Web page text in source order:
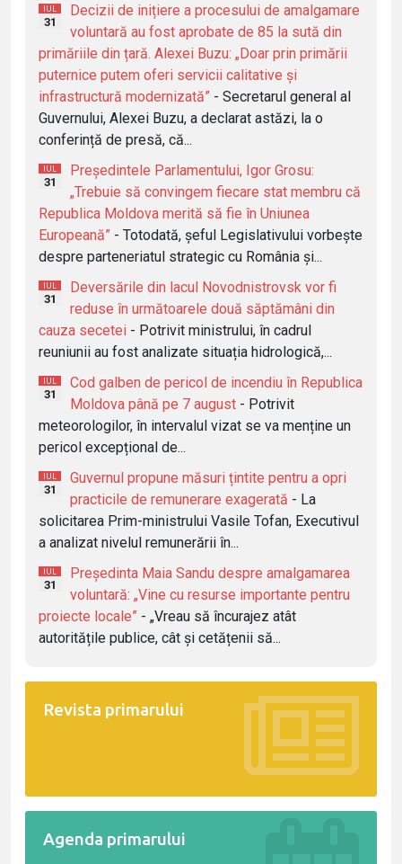
IUL
31
Decizii de inițiere a procesului de amalgamare
voluntară au fost aprobate de 85 la sută din
primăriile din țară. Alexei Buzu: „Doar prin primării
puternice putem oferi servicii calitative și
infrastructură modernizată” - Secretarul general al
Guvernului, Alexei Buzu, a declarat astăzi, la o
conferință de presă, că...
IUL
31
Președintele Parlamentului, Igor Grosu:
„Trebuie să convingem fiecare stat membru că
Republica Moldova merită să fie în Uniunea
Europeană” - Totodată, șeful Legislativului vorbește
despre parteneriatul strategic cu România și...
IUL
31
Deversările din lacul Novodnistrovsk vor fi
reduse în următoarele două săptămâni din
cauza secetei - Potrivit ministrului, în cadrul
reuniunii au fost analizate situația hidrologică,...
IUL
31
Cod galben de pericol de incendiu în Republica
Moldova până pe 7 august - Potrivit
meteorologilor, în intervalul vizat se va menține un
pericol excepțional de...
IUL
31
Guvernul propune măsuri țintite pentru a opri
practicile de remunerare exagerată - La
solicitarea Prim-ministrului Vasile Tofan, Executivul
a analizat nivelul remunerării în...
IUL
31
Președinta Maia Sandu despre amalgamarea
voluntară: „Vine cu resurse importante pentru
proiecte locale” - „Vreau să încurajez atât
autoritățile publice, cât și cetățenii să...
Revista primarului
Agenda primarului